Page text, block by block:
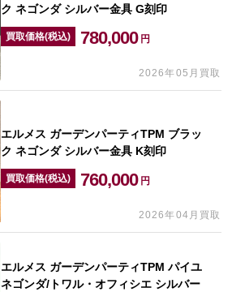
ク ネゴンダ シルバー金具 G刻印
買取価格(税込) 780,000 円
2026年05月買取
エルメス ガーデンパーティTPM ブラッ
ク ネゴンダ シルバー金具 K刻印
買取価格(税込) 760,000 円
2026年04月買取
エルメス ガーデンパーティTPM パイユ
ネゴンダ/トワル・オフィシエ シルバー